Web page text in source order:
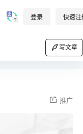
登录 快速注
写文章
推广